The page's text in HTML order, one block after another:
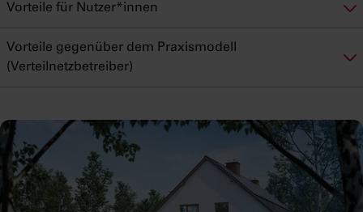
Vorteile für Nutzer*innen
Vorteile gegenüber dem Praxismodell
(Verteilnetzbetreiber)